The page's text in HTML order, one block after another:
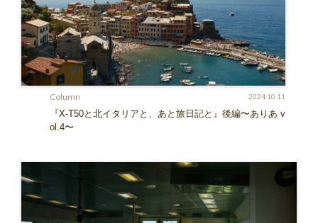
Column 2024.10.11
『X-T50と北イタリアと、あと旅日記と』後編〜ありあ v
ol.4〜